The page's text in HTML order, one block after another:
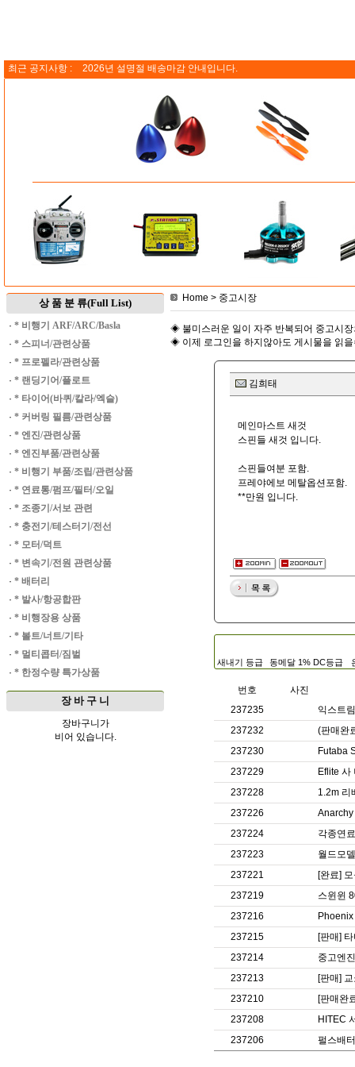
최근 공지사항 : 2026년 설명절 배송마감 안내입니다.
상 품 분 류(Full List)
· * 비행기 ARF/ARC/Basla
· * 스피너/관련상품
· * 프로펠라/관련상품
· * 랜딩기어/플로트
· * 타이어(바퀴/칼라/엑슬)
· * 커버링 필름/관련상품
· * 엔진/관련상품
· * 엔진부품/관련상품
· * 비행기 부품/조립/관련상품
· * 연료통/펌프/필터/오일
· * 조종기/서보 관련
· * 충전기/테스터기/전선
· * 모터/덕트
· * 변속기/전원 관련상품
· * 배터리
· * 발사/항공합판
· * 비행장용 상품
· * 볼트/너트/기타
· * 멀티콥터/짐벌
· * 한정수량 특가상품
장 바 구 니
장바구니가
비어 있습니다.
Home > 중고시장
◈ 불미스러운 일이 자주 반복되어 중고시
◈ 이제 로그인을 하지않아도 게시물을 읽
김희태
메인마스트 새것
스핀들 새것 입니다.
스핀들여분 포함.
프레야에보 메탈옵션포함.
**만원 입니다.
새내기 등급 동메달 1% DC등급
번호
사진
237235
익스트
237232
(판매완
237230
Futaba
237229
Eflite 사
237228
1.2m 리
237226
Anarchy
237224
각종연
237223
월드모
237221
[완료]
237219
스윈윈
237216
237215
[판매]
237214
중고엔
237213
[판매]
237210
[판매완
237208
HITEC
237206
펄스배